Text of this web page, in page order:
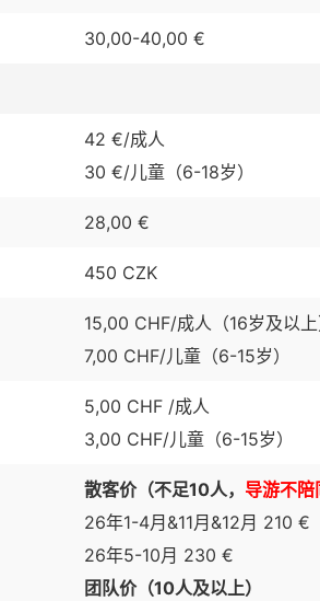
30,00-40,00 €
42 €/成人
30 €/儿童（6-18岁）
28,00 €
450 CZK
15,00 CHF/成人（16岁及以
7,00 CHF/儿童（6-15岁）
5,00 CHF /成人
3,00 CHF/儿童（6-15岁）
散客价（不足10人， 导游不陪
26年1-4月&11月&12月 210 €
26年5-10月 230 €
团队价（10人及以上）